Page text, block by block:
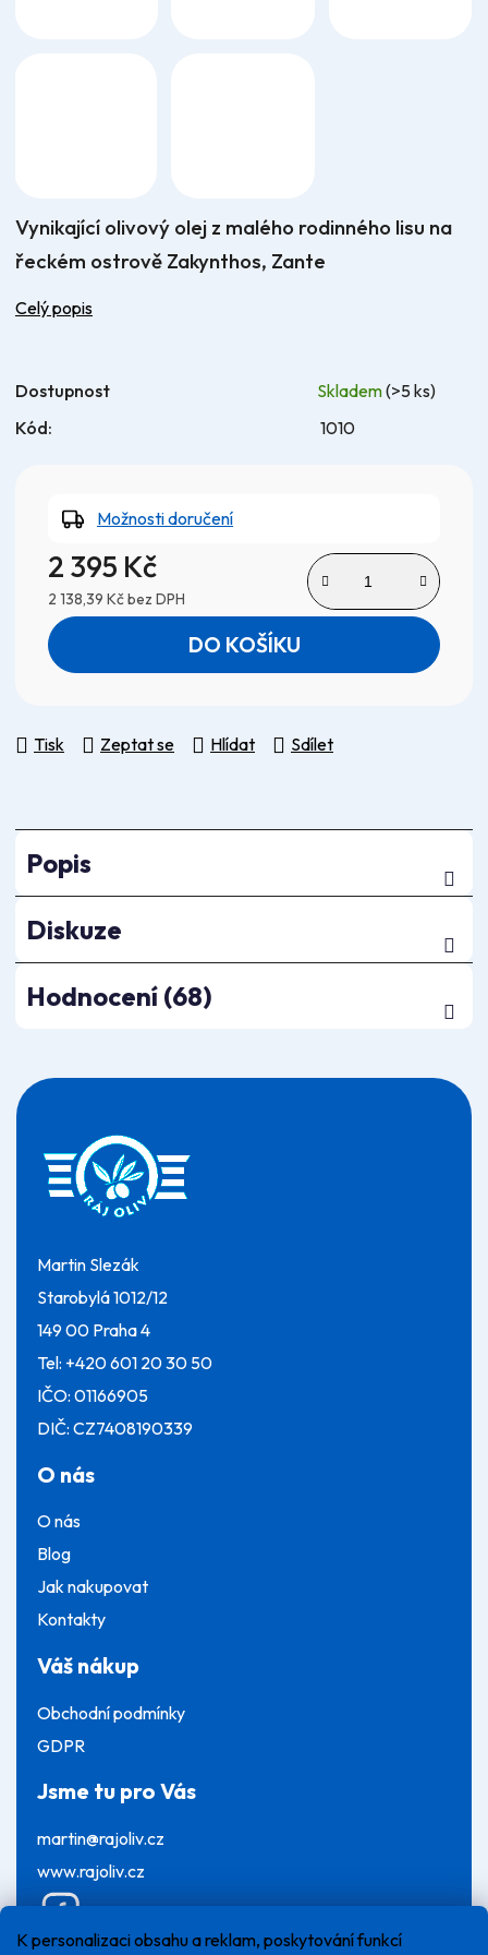
K personalizaci obsahu a reklam, poskytování funkcí
Vynikající olivový olej z malého rodinného lisu na
řeckém ostrově Zakynthos, Zante
Celý popis
Dostupnost Skladem(>5 ks)
Kód:
1010
Možnosti doručení
2 395 Kč
2 138,39 Kč bez DPH
Měrná cena: DO KOŠÍKU
Tisk Zeptat se Hlídat Sdílet
Popis
Diskuze
Hodnocení (68)
Z
á
Martin Slezák
Starobylá 1012/12
149 00 Praha 4
Tel: +420 601 20 30 50
IČO: 01166905
DIČ: CZ7408190339
O nás
O nás
Blog
Jak nakupovat
Kontakty
Váš nákup
Obchodní podmínky
GDPR
Jsme tu pro Vás
martin@rajoliv.cz
www.rajoliv.cz